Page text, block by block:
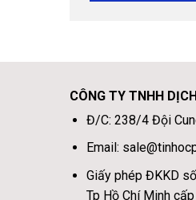
CÔNG TY TNHH
Đ/C: 238/4 Đội
Email:
Giấy phép ĐKKD
Tp Hồ Chí Minh